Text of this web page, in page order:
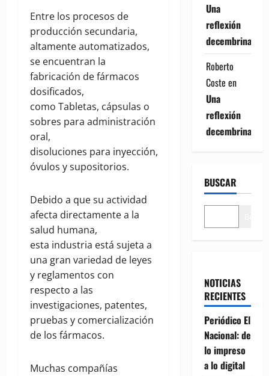
Entre los procesos de
producción secundaria,
altamente automatizados,
se encuentran la
fabricación de fármacos
dosificados,
como Tabletas, cápsulas o
sobres para administración
oral,
disoluciones para inyección,
óvulos y supositorios.
Debido a que su actividad
afecta directamente a la
salud humana,
esta industria está sujeta a
una gran variedad de leyes
y reglamentos con
respecto a las
investigaciones, patentes,
pruebas y comercialización
de los fármacos.
Muchas compañías
Una
reflexión
decembrina
Roberto
Coste en
Una
reflexión
decembrina
BUSCAR
NOTICIAS
RECIENTES
Periódico El
Nacional: de
lo impreso
a lo digital